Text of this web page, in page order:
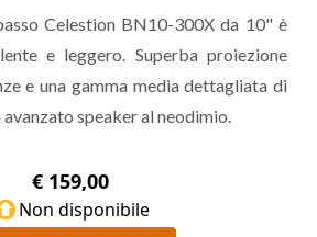
Celestion BN10-300X da 10" è
e leggero. Superba proiezione
e una gamma media dettagliata di
avanzato speaker al neodimio.
€ 159,00
Non disponibile